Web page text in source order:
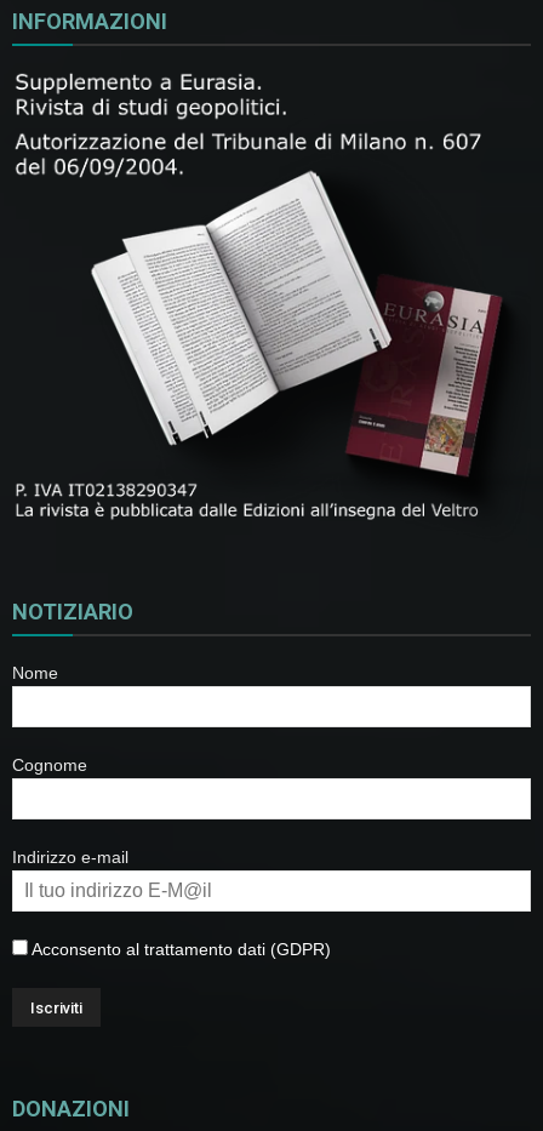
INFORMAZIONI
NOTIZIARIO
Nome
Cognome
Indirizzo e-mail
Acconsento al trattamento dati (GDPR)
DONAZIONI